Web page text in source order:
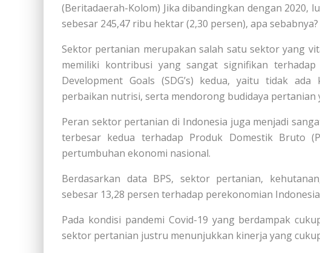
(Beritadaerah-Kolom) Jika dibandingkan dengan 2020,
sebesar 245,47 ribu hektar (2,30 persen), apa sebabnya?
Sektor pertanian merupakan salah satu sektor yang
memiliki kontribusi yang sangat signifikan
Development Goals (SDG’s) kedua, yaitu tidak
perbaikan nutrisi, serta mendorong budidaya pertanian
Peran sektor pertanian di Indonesia juga menjadi
terbesar kedua terhadap Produk Domestik Bruto
pertumbuhan ekonomi nasional.
Berdasarkan data BPS, sektor pertanian,
sebesar 13,28 persen terhadap perekonomian
Pada kondisi pandemi Covid-19 yang berdampak
sektor pertanian justru menunjukkan kinerja yang